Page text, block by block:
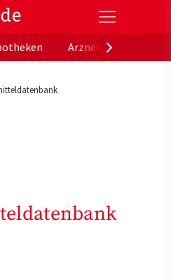
Gesundheitsportal der